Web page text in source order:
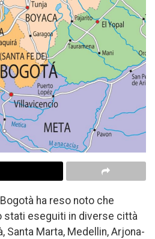
Bogotà ha reso noto che
stati eseguiti in diverse città
Santa Marta, Medellin, Arjona-